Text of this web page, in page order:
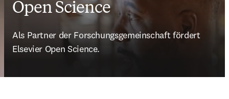
Open Science
Als Partner der Forschungsgemeinschaft fördert
Elsevier Open Science.